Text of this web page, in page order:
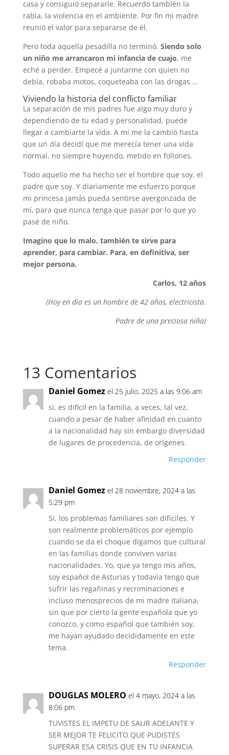
casa y consiguió separarle. Recuerdo también la
rabia, la violencia en el ambiente. Por fin mi madre
reunió el valor para separarse de él.
Pero toda aquella pesadilla no terminó. Siendo solo
un niño me arrancaron mi infancia de cuajo, me
eché a perder. Empecé a juntarme con quien no
debía, robaba motos, coqueteaba con las drogas …
Viviendo la historia del conflicto familiar
La separación de mis padres fue algo muy duro y
dependiendo de tu edad y personalidad, puede
llegar a cambiarte la vida. A mí me la cambió hasta
que un día decidí que me merecía tener una vida
normal, no siempre huyendo, metido en follones.
Todo aquello me ha hecho ser el hombre que soy, el
padre que soy. Y diariamente me esfuerzo porque
mi princesa jamás pueda sentirse avergonzada de
mí, para que nunca tenga que pasar por lo que yo
pasé de niño.
Imagino que lo malo, también te sirve para
aprender, para cambiar. Para, en definitiva, ser
mejor persona.
Carlos, 12 años
(Hoy en día es un hombre de 42 años, electricista.
Padre de una preciosa niña)
13 Comentarios
Daniel Gomez el 25 julio, 2025 a las 9:06 am
si, es dificil en la familia, a veces, tal vez,
cuando a pesar de haber afinidad en cuanto
a la nacionalidad hay sin embargo diversidad
de lugares de procedencia, de origenes.
Responder
Daniel Gomez el 28 noviembre, 2024 a las
5:29 pm
Si, los problemas familiares son difíciles. Y
son realmente problemáticos por ejemplo
cuando se da el choque digamos que cultural
en las familias donde conviven varias
nacionalidades. Yo, que ya tengo mis años,
soy español de Asturias y todavía tengo que
sufrir las regañinas y recriminaciones e
incluso menosprecios de mi madre italiana,
sin que por cierto la gente española que yo
conozco, y como español que también soy,
me hayan ayudado decididamente en este
tema.
Responder
DOUGLAS MOLERO el 4 mayo, 2024 a las
8:06 pm
TUVISTES EL IMPETU DE SALIR ADELANTE Y
SER MEJOR TE FELICITO QUE PUDISTES
SUPERAR ESA CRISIS QUE EN TU INFANCIA